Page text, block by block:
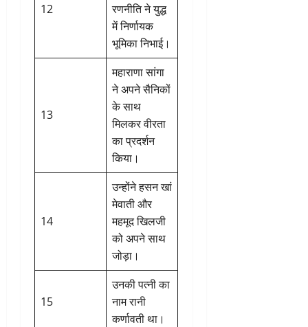
12
रणनीति ने युद्ध
में निर्णायक
भूमिका निभाई।
13
महाराणा सांगा
ने अपने सैनिकों
के साथ
मिलकर वीरता
का प्रदर्शन
किया।
14
उन्होंने हसन खां
मेवाती और
महमूद खिलजी
को अपने साथ
जोड़ा।
15
उनकी पत्नी का
नाम रानी
कर्णावती था।